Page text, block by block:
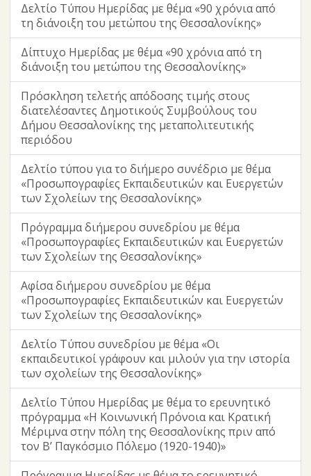
Δελτίο Τύπου Ημερίδας με θέμα «90 χρόνια από
τη διάνοιξη του μετώπου της Θεσσαλονίκης»
Δίπτυχο Ημερίδας με θέμα «90 χρόνια από τη
διάνοιξη του μετώπου της Θεσσαλονίκης»
Πρόσκληση τελετής απόδοσης τιμής στους
διατελέσαντες Δημοτικούς Συμβούλους του
Δήμου Θεσσαλονίκης της μεταπολιτευτικής
περιόδου
Δελτίο τύπου για το διήμερο συνέδριο με θέμα
«Προσωπογραφίες Εκπαιδευτικών και Ευεργετών
των Σχολείων της Θεσσαλονίκης»
Πρόγραμμα διήμερου συνεδρίου με θέμα
«Προσωπογραφίες Εκπαιδευτικών και Ευεργετών
των Σχολείων της Θεσσαλονίκης»
Αφίσα διήμερου συνεδρίου με θέμα
«Προσωπογραφίες Εκπαιδευτικών και Ευεργετών
των Σχολείων της Θεσσαλονίκης»
Δελτίο Τύπου συνεδρίου με θέμα «Οι
εκπαιδευτικοί γράφουν και μιλούν για την ιστορία
των σχολείων της Θεσσαλονίκης»
Δελτίο Τύπου Ημερίδας με θέμα το ερευνητικό
πρόγραμμα «Η Κοινωνική Πρόνοια και Κρατική
Μέριμνα στην πόλη της Θεσσαλονίκης πριν από
τον Β’ Παγκόσμιο Πόλεμο (1920-1940)»